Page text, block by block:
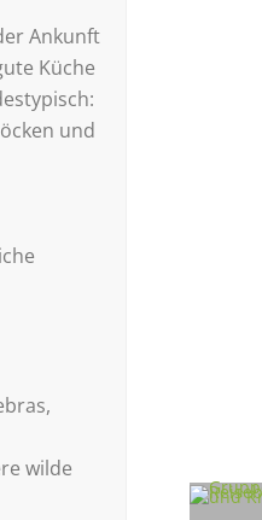
Ankunft
Küche
und
wilde